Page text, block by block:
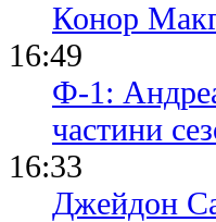
Конор
16:49
Ф-1:
частини
16:33
Джейдон